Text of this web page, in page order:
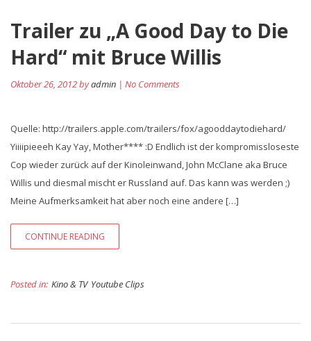
Trailer zu „A Good Day to Die
Hard“ mit Bruce Willis
Oktober 26, 2012 byadmin | No Comments
Quelle: http://trailers.apple.com/trailers/fox/agooddaytodiehard/
Yiiiipieeeh Kay Yay, Mother**** :D Endlich ist der kompromissloseste
Cop wieder zurück auf der Kinoleinwand, John McClane aka Bruce
Willis und diesmal mischt er Russland auf. Das kann was werden ;)
Meine Aufmerksamkeit hat aber noch eine andere […]
CONTINUE READING
Posted in: Kino & TV Youtube Clips